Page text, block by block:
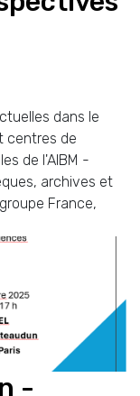
dans le
centres de
de l'AIBM -
archives et
France,
-